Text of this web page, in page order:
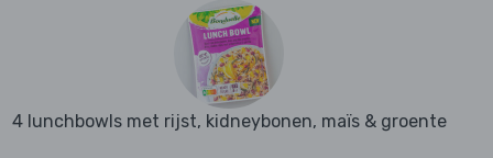
4 lunchbowls met rijst, kidneybonen, maïs & groente